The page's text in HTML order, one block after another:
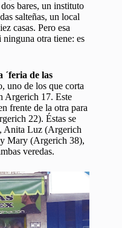
bares, un instituto
salteñas, un local
casas. Pero esa
otra tiene: es
´feria de las
uno de los que corta
Argerich 17. Este
frente de la otra para
22). Éstas se
Anita Luz (Argerich
Mary (Argerich 38),
veredas.